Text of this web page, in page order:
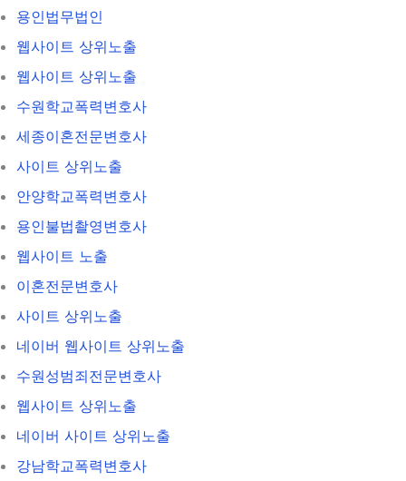
용인법무법인
웹사이트 상위노출
웹사이트 상위노출
수원학교폭력변호사
세종이혼전문변호사
사이트 상위노출
안양학교폭력변호사
용인불법촬영변호사
웹사이트 노출
이혼전문변호사
사이트 상위노출
네이버 웹사이트 상위노출
수원성범죄전문변호사
웹사이트 상위노출
네이버 사이트 상위노출
강남학교폭력변호사